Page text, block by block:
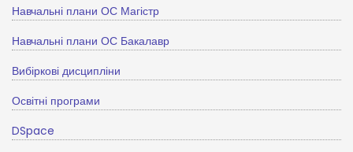
Навчальні плани ОС Магістр
Навчальні плани ОС Бакалавр
Вибіркові дисципліни
Освітні програми
DSpace